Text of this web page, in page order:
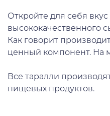
Откройте для себя
высококачественного
Как говорит
ценный компонент. На
Все таралли
пищевых продуктов.